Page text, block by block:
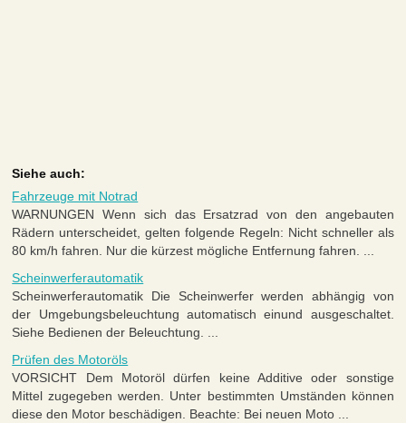
Siehe auch:
Fahrzeuge mit Notrad
WARNUNGEN Wenn sich das Ersatzrad von den angebauten
Rädern unterscheidet, gelten folgende Regeln: Nicht schneller als
80 km/h fahren. Nur die kürzest mögliche Entfernung fahren. ...
Scheinwerferautomatik
Scheinwerferautomatik Die Scheinwerfer werden abhängig von
der Umgebungsbeleuchtung automatisch einund ausgeschaltet.
Siehe Bedienen der Beleuchtung. ...
Prüfen des Motoröls
VORSICHT Dem Motoröl dürfen keine Additive oder sonstige
Mittel zugegeben werden. Unter bestimmten Umständen können
diese den Motor beschädigen. Beachte: Bei neuen Moto ...